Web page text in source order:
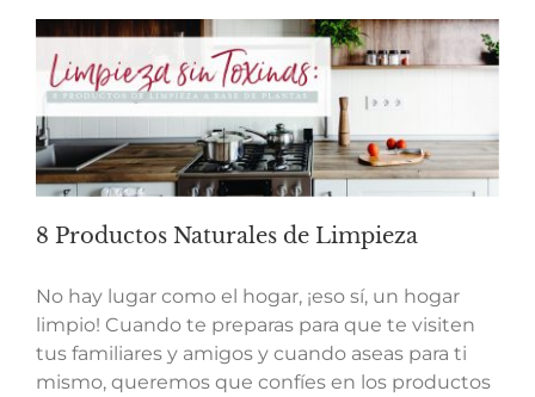
8 Productos Naturales de Limpieza
No hay lugar como el hogar, ¡eso sí, un hogar
limpio! Cuando te preparas para que te visiten
tus familiares y amigos y cuando aseas para ti
mismo, queremos que confíes en los productos